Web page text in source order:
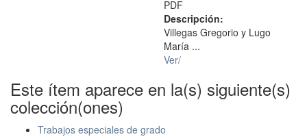
PDF
Descripción:
Villegas Gregorio y Lugo
María ...
Ver/
Este ítem aparece en la(s) siguiente(s)
colección(ones)
Trabajos especiales de grado